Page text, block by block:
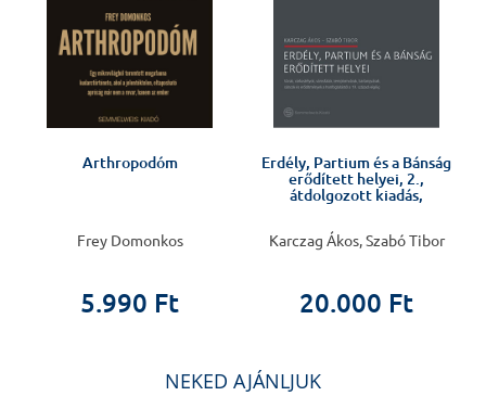
Arthropodóm
Frey Domonkos
5.990 Ft
Erdély, Partium és a Bánság
erődített helyei, 2.,
átdolgozott kiadás,
Karczag Ákos, Szabó Tibor
20.000 Ft
NEKED AJÁNLJUK